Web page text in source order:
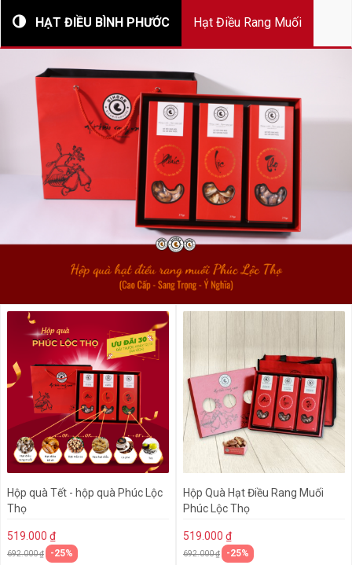
HẠT ĐIỀU BÌNH PHƯỚC Hạt Điều Rang Muối
Hộp quà Tết - hộp quà Phúc Lộc
Thọ
519.000 ₫
692.000 ₫ -25%
Hộp Quà Hạt Điều Rang Muối
Phúc Lộc Thọ
519.000 ₫
692.000 ₫ -25%